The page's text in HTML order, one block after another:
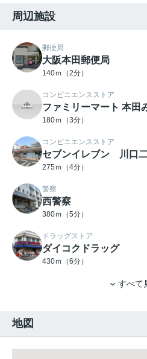
周辺施設
郵便局
大阪本田郵便局
140ｍ（2分）
コンビニエンスストア
ファミリーマート 本田
180ｍ（3分）
コンビニエンスストア
セブンイレブン 川口
275ｍ（4分）
警察
西警察
380ｍ（5分）
ドラッグストア
ダイコクドラッグ
430ｍ（6分）
すべて
地図